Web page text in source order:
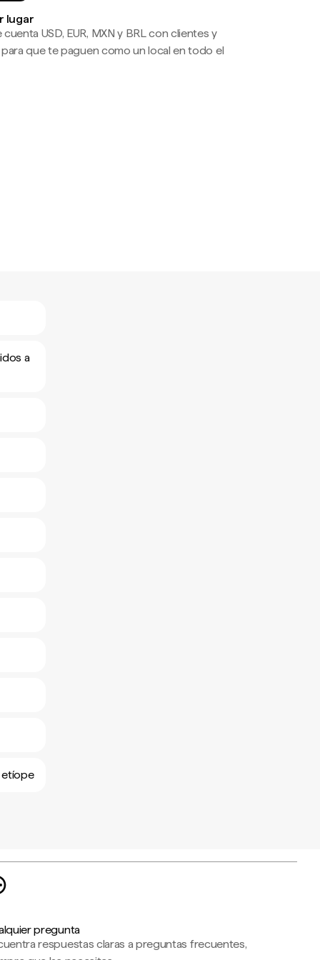
lugar
USD, EUR, MXN y BRL con clientes y
que te paguen como un local en todo el
a
etíope
pregunta
respuestas claras a preguntas frecuentes,